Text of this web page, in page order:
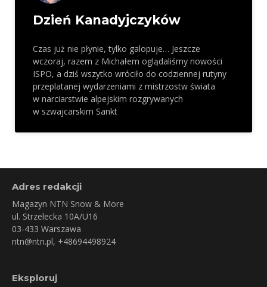
Dzień Kanadyjczyków
Czas już nie płynie, tylko galopuje… Jeszcze
wczoraj, razem z Michałem oglądaliśmy nowości
ISPO, a dziś wszytko wróciło do codziennej rutyny
przeplatanej wydarzeniami z mistrzostw świata
w narciarstwie alpejskim rozgrywanych
w szwajcarskim Sankt
Adres redakcji
Magazyn NTN Snow & More
ul. Strzelecka 10A/U16
03-433 Warszawa
ntn@ntn.pl, +48694498924
Eksploruj